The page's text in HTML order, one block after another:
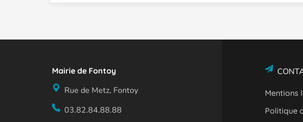
Mairie de Fontoy
Rue de Metz, Fontoy
03.82.84.88.88
Mentions
Politique